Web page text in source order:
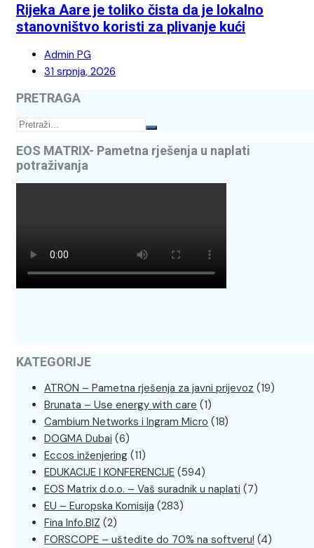
Rijeka Aare je toliko čista da je lokalno
stanovništvo koristi za plivanje kući
Admin PG
31 srpnja, 2026
PRETRAGA
EOS MATRIX- Pametna rješenja u naplati
potraživanja
KATEGORIJE
ATRON – Pametna rješenja za javni prijevoz (19)
Brunata – Use energy with care (1)
Cambium Networks i Ingram Micro (18)
DOGMA Dubai (6)
Eccos inženjering (11)
EDUKACIJE I KONFERENCIJE (594)
EOS Matrix d.o.o. – Vaš suradnik u naplati (7)
EU – Europska Komisija (283)
Fina Info.BIZ (2)
FORSCOPE – uštedite do 70% na softveru! (4)